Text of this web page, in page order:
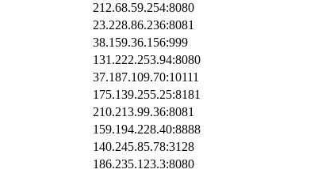
212.68.59.254:8080
23.228.86.236:8081
38.159.36.156:999
131.222.253.94:8080
37.187.109.70:10111
175.139.255.25:8181
210.213.99.36:8081
159.194.228.40:8888
140.245.85.78:3128
186.235.123.3:8080